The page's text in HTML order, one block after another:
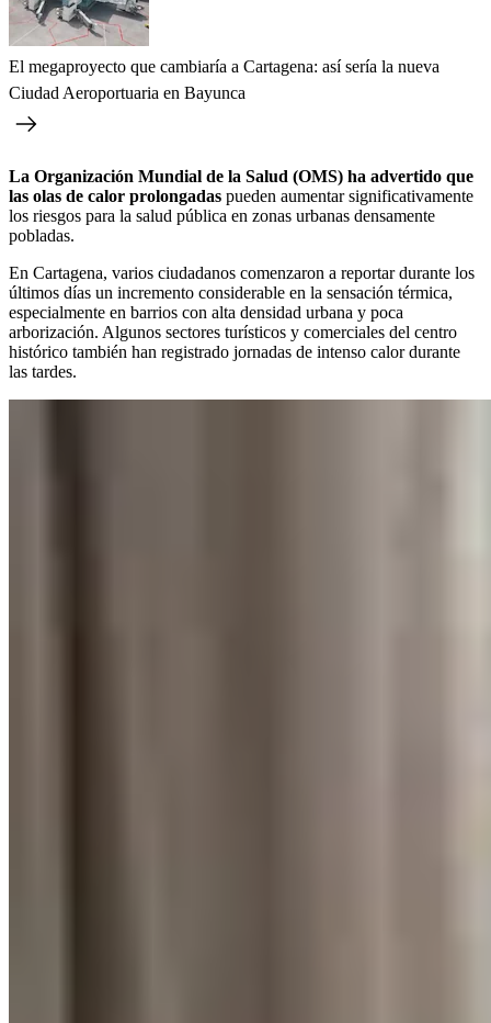
El megaproyecto que cambiaría a Cartagena: así sería la nueva
Ciudad Aeroportuaria en Bayunca
La Organización Mundial de la Salud (OMS) ha advertido que
las olas de calor prolongadas pueden aumentar significativamente
los riesgos para la salud pública en zonas urbanas densamente
pobladas.
En Cartagena, varios ciudadanos comenzaron a reportar durante los
últimos días un incremento considerable en la sensación térmica,
especialmente en barrios con alta densidad urbana y poca
arborización. Algunos sectores turísticos y comerciales del centro
histórico también han registrado jornadas de intenso calor durante
las tardes.